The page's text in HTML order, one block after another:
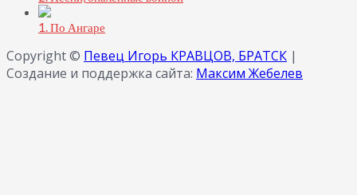
1. По Ангаре
Copyright © Певец Игорь КРАВЦОВ, БРАТСК |
Создание и поддержка сайта: Максим Жебелев